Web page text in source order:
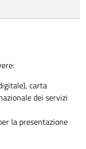
carta
dei servizi
la presentazione